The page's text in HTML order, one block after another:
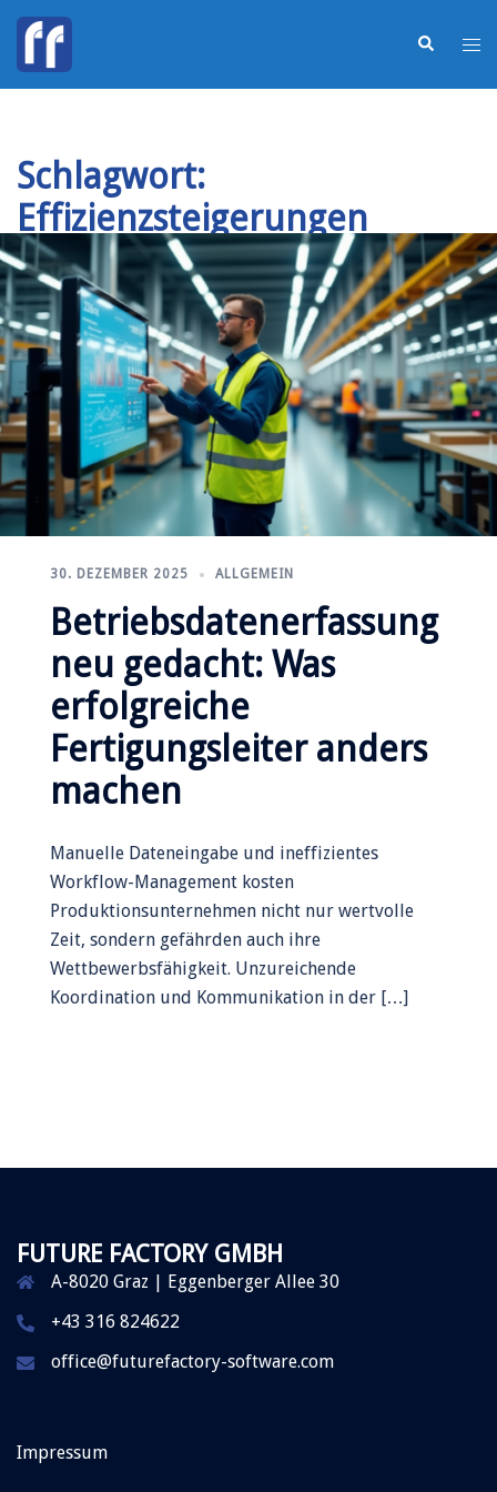
Schlagwort:
Effizienzsteigerungen
30. DEZEMBER 2025 ALLGEMEIN
Betriebsdatenerfassung
neu gedacht: Was
erfolgreiche
Fertigungsleiter anders
machen
Manuelle Dateneingabe und ineffizientes
Workflow-Management kosten
Produktionsunternehmen nicht nur wertvolle
Zeit, sondern gefährden auch ihre
Wettbewerbsfähigkeit. Unzureichende
Koordination und Kommunikation in der […]
FUTURE FACTORY GMBH
A-8020 Graz | Eggenberger Allee 30
+43 316 824622
office@futurefactory-software.com
Impressum